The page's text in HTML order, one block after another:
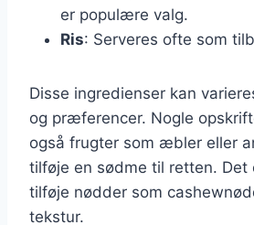
er populære valg.
Ris: Serveres ofte som
Disse ingredienser kan
og præferencer. Nogle
også frugter som æbler eller
tilføje en sødme til retten. Det
tilføje nødder som
tekstur.